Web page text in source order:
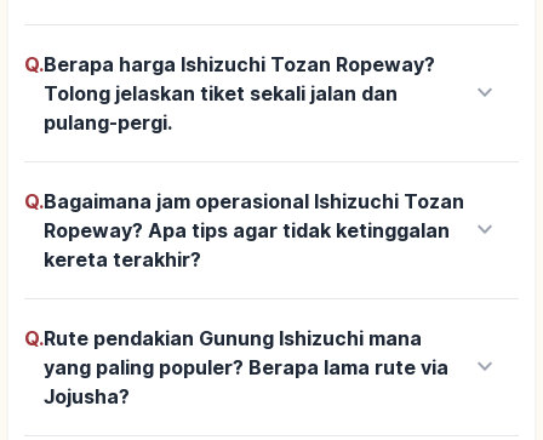
Q.Berapa harga Ishizuchi Tozan Ropeway?
Tolong jelaskan tiket sekali jalan dan
pulang-pergi.
keyboard_arrow_down
Q.Bagaimana jam operasional Ishizuchi Tozan
Ropeway? Apa tips agar tidak ketinggalan
kereta terakhir?
keyboard_arrow_down
Q.Rute pendakian Gunung Ishizuchi mana
yang paling populer? Berapa lama rute via
Jojusha?
keyboard_arrow_down